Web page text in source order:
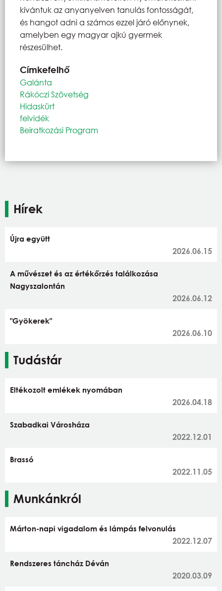
kívántuk az anyanyelven tanulás fontosságát,
és hangot adni a számos ezzel járó előnynek,
amelyben egy magyar ajkú gyermek
részesülhet.
Címkefelhő
Galánta
Rákóczi Szövetség
Hidaskürt
felvidék
Beiratkozási Program
Hírek
Újra együtt
2026.06.15
A művészet és az értékőrzés találkozása
Nagyszalontán
2026.06.12
"Gyökerek"
2026.06.10
Tudástár
Eltékozolt emlékek nyomában
2026.04.18
Szabadkai Városháza
2022.12.01
Brassó
2022.11.05
Munkánkról
Márton-napi vigadalom és lámpás felvonulás
2022.12.07
Rendszeres táncház Déván
2020.03.09